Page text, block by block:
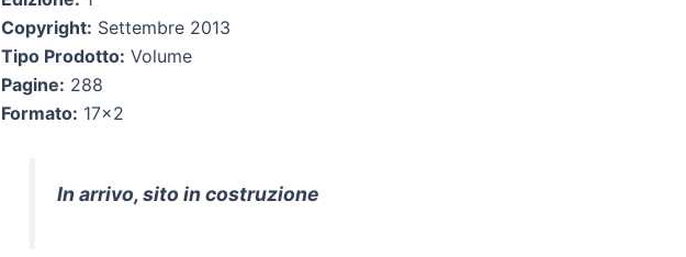
Copyright: Settembre 2013
Tipo Prodotto: Volume
Pagine: 288
Formato: 17×2
In arrivo, sito in costruzione